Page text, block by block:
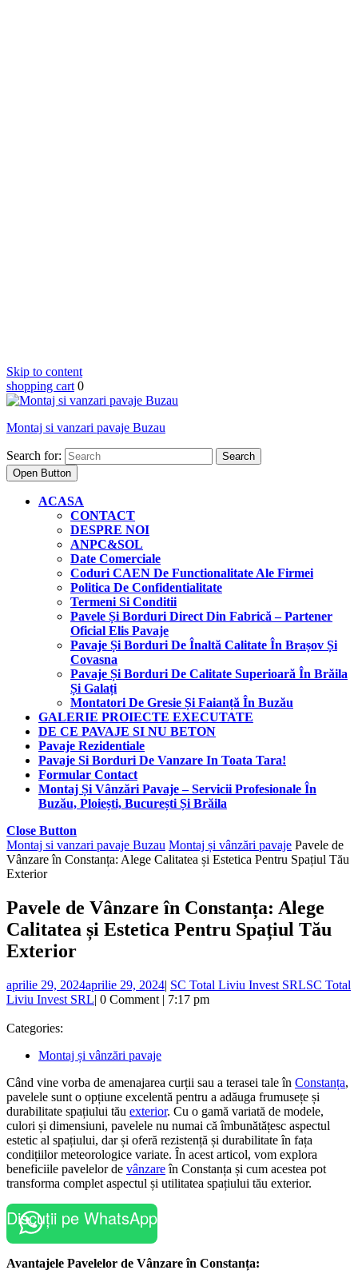
Skip to content
shopping cart 0
Montaj si vanzari pavaje Buzau
Search for:
Open Button
ACASA
CONTACT
DESPRE NOI
ANPC&SOL
Date Comerciale
Coduri CAEN De Functionalitate Ale Firmei
Politica De Confidentialitate
Termeni Si Conditii
Pavele Și Borduri Direct Din Fabrică – Partener
Oficial Elis Pavaje
Pavaje Și Borduri De Înaltă Calitate În Brașov Și
Covasna
Pavaje Și Borduri De Calitate Superioară În Brăila
Și Galați
Montatori De Gresie Și Faianță În Buzău
GALERIE PROIECTE EXECUTATE
DE CE PAVAJE SI NU BETON
Pavaje Rezidentiale
Pavaje Si Borduri De Vanzare In Toata Tara!
Formular Contact
Montaj Și Vânzări Pavaje – Servicii Profesionale În
Buzău, Ploiești, București Și Brăila
Close Button
Montaj si vanzari pavaje Buzau Montaj și vânzări pavaje Pavele de
Vânzare în Constanța: Alege Calitatea și Estetica Pentru Spațiul Tău
Exterior
Pavele de Vânzare în Constanța: Alege
Calitatea și Estetica Pentru Spațiul Tău
Exterior
aprilie 29, 2024aprilie 29, 2024| SC Total Liviu Invest SRLSC Total
Liviu Invest SRL| 0 Comment | 7:17 pm
Categories:
Montaj și vânzări pavaje
Când vine vorba de amenajarea curții sau a terasei tale în Constanța,
pavelele sunt o opțiune excelentă pentru a adăuga frumusețe și
durabilitate spațiului tău exterior. Cu o gamă variată de modele,
culori și dimensiuni, pavelele nu numai că îmbunătățesc aspectul
estetic al spațiului, dar și oferă rezistență și durabilitate în fața
condițiilor meteorologice variate. În acest articol, vom explora
beneficiile pavelelor de vânzareîn Constanța și cum acestea pot
transforma complet aspectul și utilitatea spațiului tău exterior.
Discuții pe WhatsApp
Avantajele Pavelelor de Vânzare în Constanța: